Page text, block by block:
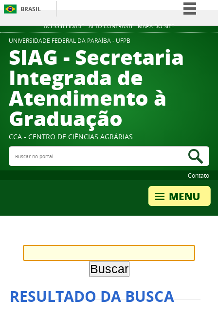
ACESSIBILIDADE ALTO CONTRASTE MAPA DO SITE
BRASIL
Simplifique!
Participe
Acesso à informação
Legislação
Canais
UNIVERSIDADE FEDERAL DA PARAÍBA - UFPB
SIAG - Secretaria
Integrada de
Atendimento à
Graduação
CCA - CENTRO DE CIÊNCIAS AGRÁRIAS
Buscar no portal
Contato
RESULTADO DA BUSCA